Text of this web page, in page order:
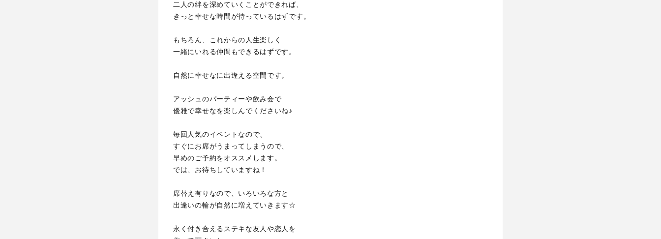
二人の絆を深めていくことができれば、
きっと幸せな時間が待っているはずです。
もちろん、これからの人生楽しく
一緒にいれる仲間もできるはずです。
自然に幸せなに出逢える空間です。
アッシュのパーティーや飲み会で
優雅で幸せなを楽しんでくださいね♪
毎回人気のイベントなので、
すぐにお席がうまってしまうので、
早めのご予約をオススメします。
では、お待ちしていますね！
席替え有りなので、いろいろな方と
出逢いの輪が自然に増えていきます☆
永く付き合えるステキな友人や恋人を